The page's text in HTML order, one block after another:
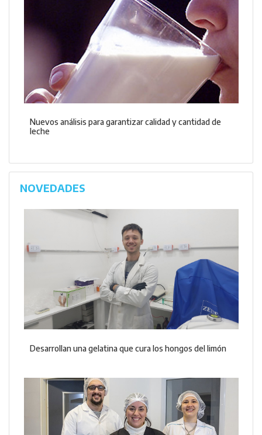
Nuevos análisis para garantizar calidad y cantidad de
leche
NOVEDADES
Desarrollan una gelatina que cura los hongos del limón